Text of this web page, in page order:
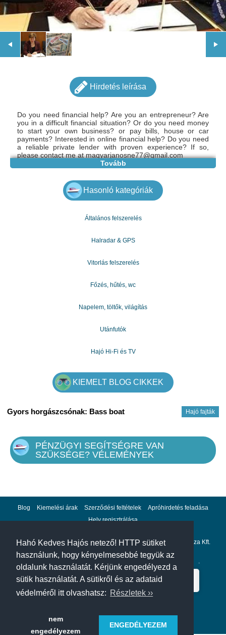
Hahó Kedves Hajós netező! HTTP sütiket
használunk, hogy kényelmesebbé tegyük az
oldalunk használatát. Kérjünk engedélyezd a
sütik használatát. A sütikről és az adataid
védelméről itt olvashatsz: Részletek ››
nem
engedélyezem
ENGEDÉLYEZEM
Hirdetés leírása
Do you need financial help? Are you an entrepreneur?Are
you in a difficult financial situation? Or do you need money
to start your own business? or pay bills, house or car
payments? Interested in online financial help? Do you need
a reliable private lender with proven experience? If so,
please contact me at magyarjanosne77@gmail.com
Tovább
Hasonló kategóriák
Általános felszerelés
Halradar & GPS
Vitorlás felszerelés
Főzés, hűtés, wc
Napelem, töltők, világítás
Utánfutók
Hajó Hi-Fi és TV
KIEMELT BLOG CIKKEK
Hajó fajták
Gyors horgászcsónak: Bass boat
PÉNZÜGYI SEGÍTSÉGRE VAN
SZÜKSÉGE? VÉLEMÉNYEK
Blog Kiemelési árak Szerződési feltételek
Apróhirdetés feladása
Hely regisztrálása
Adatvédelem Impresszum A hahohajo.hu kiadója a GlobalPlaza Kft.
A hahohajo.hu online bankkártyás fizetési partnere az .